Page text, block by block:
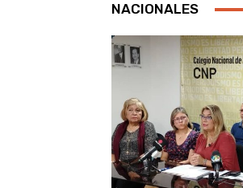
NACIONALES